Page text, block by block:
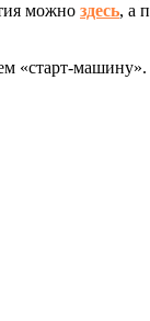
можно здесь, а
«старт-